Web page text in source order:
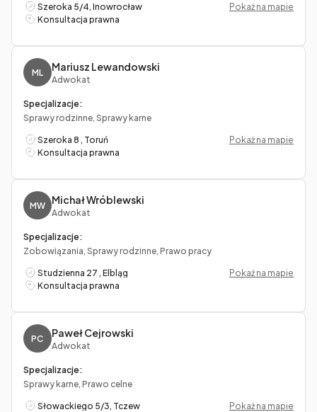
Szeroka 5/4, Inowrocław
Pokaż na mapie
Konsultacja prawna
ML Mariusz Lewandowski
Adwokat
Specjalizacje:
Sprawy rodzinne, Sprawy karne
Szeroka 8 , Toruń
Pokaż na mapie
Konsultacja prawna
MW Michał Wróblewski
Adwokat
Specjalizacje:
Zobowiązania, Sprawy rodzinne, Prawo pracy
Studzienna 27 , Elbląg
Pokaż na mapie
Konsultacja prawna
PC Paweł Cejrowski
Adwokat
Specjalizacje:
Sprawy karne, Prawo celne
Słowackiego 5/3, Tczew
Pokaż na mapie